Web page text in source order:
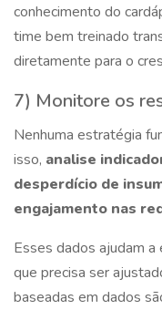
conhecimento do
time bem treinado
diretamente para o
7) Monitore os
Nenhuma estratégia
isso, analise
desperdício de
engajamento nas
Esses dados ajudam
que precisa ser
baseadas em dados